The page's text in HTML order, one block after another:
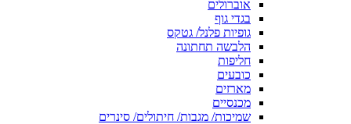
אוברולים
בגדי גוף
גופיות פלנל/ גטקס
הלבשה תחתונה
חליפות
כובעים
מארזים
מכנסיים
שמיכות/ מגבות/ חיתולים/ סינרים